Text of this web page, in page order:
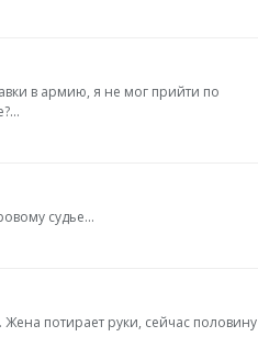
в армию, я не мог прийти по
судье...
потирает руки, сейчас половину